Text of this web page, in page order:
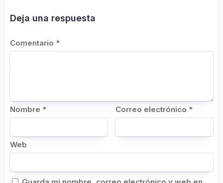
Deja una respuesta
Comentario *
Nombre * Correo electrónico *
Web